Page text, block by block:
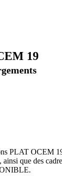
19
PLAT OCEM
que des